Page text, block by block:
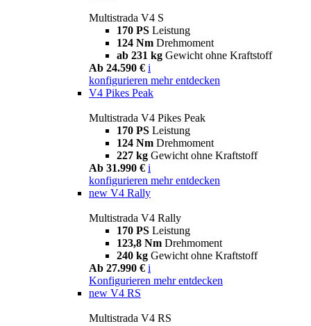
Multistrada V4 S
170 PS Leistung
124 Nm Drehmoment
ab 231 kg Gewicht ohne Kraftstoff
Ab 24.590 € i
konfigurieren mehr entdecken
V4 Pikes Peak
Multistrada V4 Pikes Peak
170 PS Leistung
124 Nm Drehmoment
227 kg Gewicht ohne Kraftstoff
Ab 31.990 € i
konfigurieren mehr entdecken
new V4 Rally
Multistrada V4 Rally
170 PS Leistung
123,8 Nm Drehmoment
240 kg Gewicht ohne Kraftstoff
Ab 27.990 € i
Konfigurieren mehr entdecken
new V4 RS
Multistrada V4 RS